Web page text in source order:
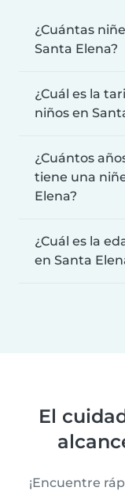
¿Cuántas
Santa Elena?
¿Cuál es la
niños en
¿Cuántos
tiene una
Elena?
¿Cuál es la
en Santa
El
¡Encuentre